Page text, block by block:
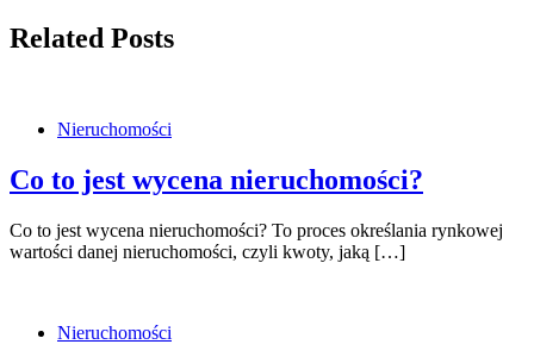
Related Posts
Nieruchomości
Co to jest wycena nieruchomości?
Co to jest wycena nieruchomości? To proces określania rynkowej
wartości danej nieruchomości, czyli kwoty, jaką […]
Nieruchomości